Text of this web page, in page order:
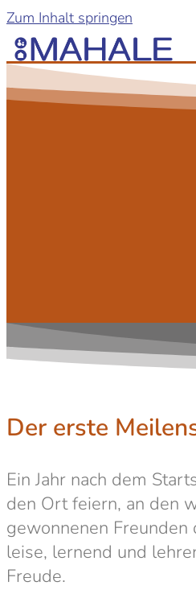
Zum Inhalt springen
Der erste
Ein Jahr nach dem
den Ort feiern, an den
gewonnenen
leise, lernend und
Freude.